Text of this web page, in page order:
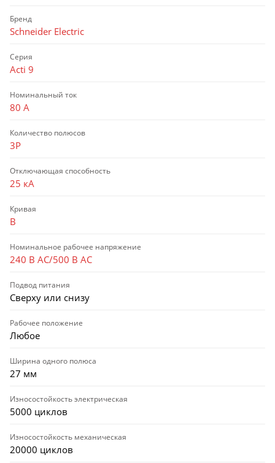
Бренд
Schneider Electric
Серия
Acti 9
Номинальный ток
80 А
Количество полюсов
3P
Отключающая способность
25 кА
Кривая
B
Номинальное рабочее напряжение
240 В AC/500 В AC
Подвод питания
Сверху или снизу
Рабочее положение
Любое
Ширина одного полюса
27 мм
Износостойкость электрическая
5000 циклов
Износостойкость механическая
20000 циклов